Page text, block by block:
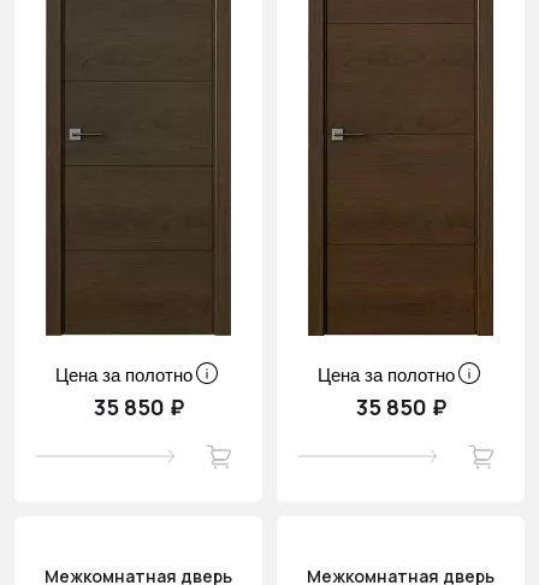
Цена за полотно
35 850 ₽
Цена за полотно
35 850 ₽
Межкомнатная дверь
Межкомнатная дверь